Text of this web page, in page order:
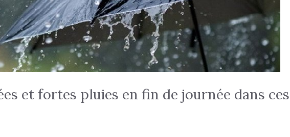
et fortes pluies en fin de journée dans ces